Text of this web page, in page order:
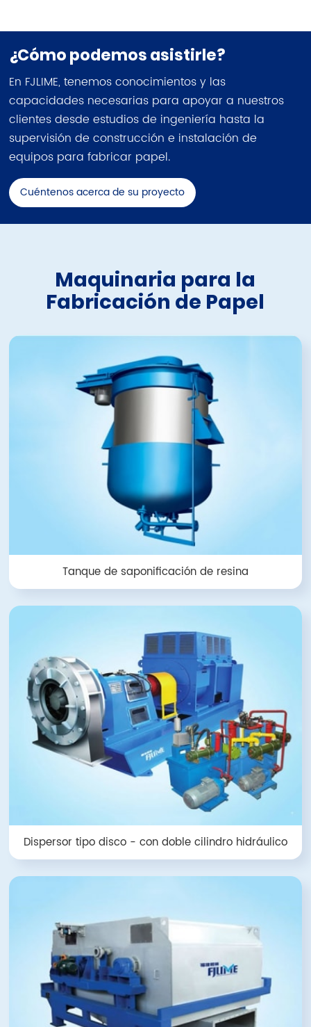
¿Cómo podemos asistirle?
En FJLIME, tenemos conocimientos y las
capacidades necesarias para apoyar a nuestros
clientes desde estudios de ingeniería hasta la
supervisión de construcción e instalación de
equipos para fabricar papel.
Cuéntenos acerca de su proyecto
Maquinaria para la
Fabricación de Papel
Tanque de saponificación de resina
Dispersor tipo disco - con doble cilindro hidráulico